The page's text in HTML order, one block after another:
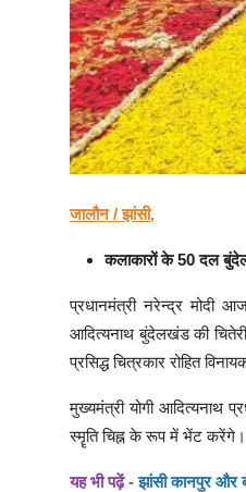
जालौन / झांसी,
कलाकारों के 50 दल
प्रधानमंत्री नरेन्द्र मोदी
आदित्यनाथ बुंदेलखंड की
प्रसिद्ध चित्रकार रोहित
मुख्यमंत्री योगी आदित्यनाथ
स्मॄति चिह्न के रूप में भेंट
यह भी पढ़ें -झांसी कानपुर और